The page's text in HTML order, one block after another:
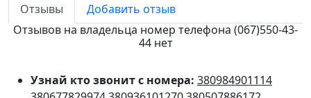
Отзывы
Добавить отзыв
Отзывов на владельца номер телефона (067)550-43-
44 нет
Узнай кто звонит с номера: 380984901114